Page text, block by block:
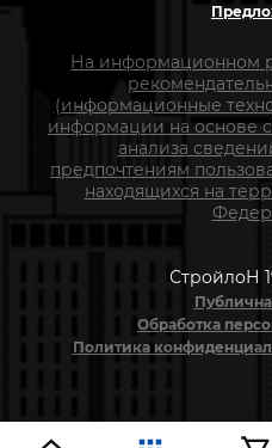
На информационном
(информационные
информации на основе
анализа
предпочтениям
находящихся на
СтройлоН
Обработка
Политика